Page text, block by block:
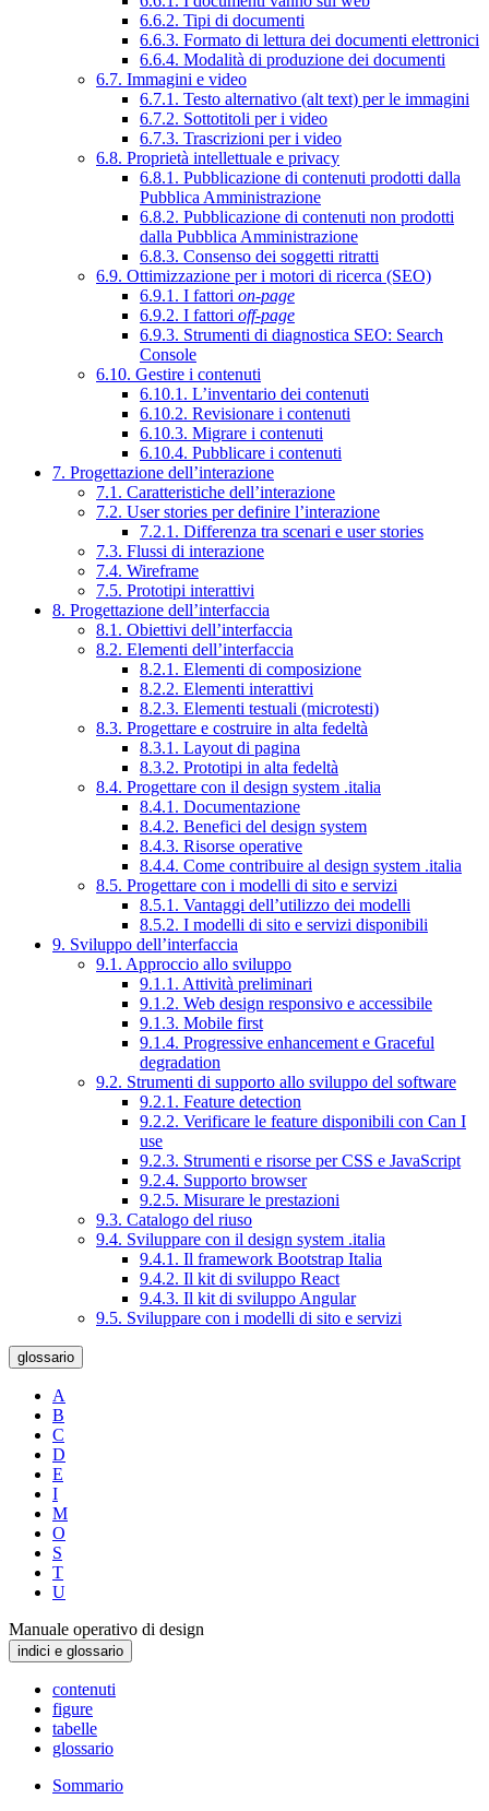
6.6.2. Tipi di documenti
6.6.3. Formato di lettura dei documenti elettronici
6.6.4. Modalità di produzione dei documenti
6.7. Immagini e video
6.7.1. Testo alternativo (alt text) per le immagini
6.7.2. Sottotitoli per i video
6.7.3. Trascrizioni per i video
6.8. Proprietà intellettuale e privacy
6.8.1. Pubblicazione di contenuti prodotti dalla
Pubblica Amministrazione
6.8.2. Pubblicazione di contenuti non prodotti
dalla Pubblica Amministrazione
6.8.3. Consenso dei soggetti ritratti
6.9. Ottimizzazione per i motori di ricerca (SEO)
6.9.1. I fattori on-page
6.9.2. I fattori off-page
6.9.3. Strumenti di diagnostica SEO: Search
Console
6.10. Gestire i contenuti
6.10.1. L’inventario dei contenuti
6.10.2. Revisionare i contenuti
6.10.3. Migrare i contenuti
6.10.4. Pubblicare i contenuti
7. Progettazione dell’interazione
7.1. Caratteristiche dell’interazione
7.2. User stories per definire l’interazione
7.2.1. Differenza tra scenari e user stories
7.3. Flussi di interazione
7.4. Wireframe
7.5. Prototipi interattivi
8. Progettazione dell’interfaccia
8.1. Obiettivi dell’interfaccia
8.2. Elementi dell’interfaccia
8.2.1. Elementi di composizione
8.2.2. Elementi interattivi
8.2.3. Elementi testuali (microtesti)
8.3. Progettare e costruire in alta fedeltà
8.3.1. Layout di pagina
8.3.2. Prototipi in alta fedeltà
8.4. Progettare con il design system .italia
8.4.1. Documentazione
8.4.2. Benefici del design system
8.4.3. Risorse operative
8.4.4. Come contribuire al design system .italia
8.5. Progettare con i modelli di sito e servizi
8.5.1. Vantaggi dell’utilizzo dei modelli
8.5.2. I modelli di sito e servizi disponibili
9. Sviluppo dell’interfaccia
9.1. Approccio allo sviluppo
9.1.1. Attività preliminari
9.1.2. Web design responsivo e accessibile
9.1.3. Mobile first
9.1.4. Progressive enhancement e Graceful
degradation
9.2. Strumenti di supporto allo sviluppo del software
9.2.1. Feature detection
9.2.2. Verificare le feature disponibili con Can I
use
9.2.3. Strumenti e risorse per CSS e JavaScript
9.2.4. Supporto browser
9.2.5. Misurare le prestazioni
9.3. Catalogo del riuso
9.4. Sviluppare con il design system .italia
9.4.1. Il framework Bootstrap Italia
9.4.2. Il kit di sviluppo React
9.4.3. Il kit di sviluppo Angular
9.5. Sviluppare con i modelli di sito e servizi
glossario
A
B
C
D
E
I
M
O
S
T
U
Manuale operativo di design
indici e glossario
contenuti
figure
tabelle
glossario
Sommario